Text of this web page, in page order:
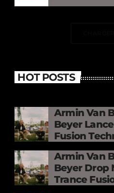
HOT POSTS
Armin Van
Beyer
Fusion
Mercy »
Armin Van
Beyer Drop
Trance